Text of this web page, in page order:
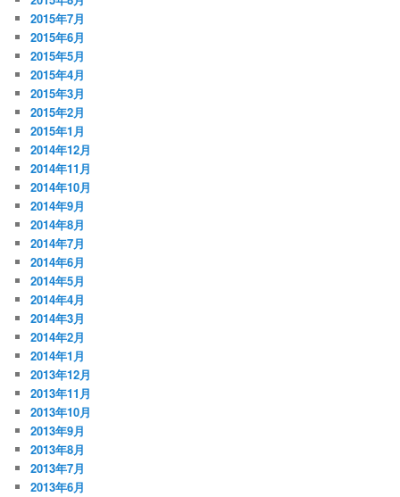
2015年7月
2015年6月
2015年5月
2015年4月
2015年3月
2015年2月
2015年1月
2014年12月
2014年11月
2014年10月
2014年9月
2014年8月
2014年7月
2014年6月
2014年5月
2014年4月
2014年3月
2014年2月
2014年1月
2013年12月
2013年11月
2013年10月
2013年9月
2013年8月
2013年7月
2013年6月